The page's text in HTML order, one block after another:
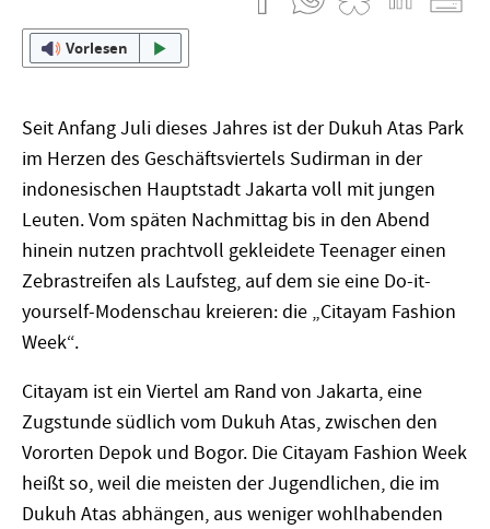
Vorlesen
Seit Anfang Juli dieses Jahres ist der Dukuh Atas Park
im Herzen des Geschäftsviertels Sudirman in der
indonesischen Hauptstadt Jakarta voll mit jungen
Leuten. Vom späten Nachmittag bis in den Abend
hinein nutzen prachtvoll gekleidete Teenager einen
Zebrastreifen als Laufsteg, auf dem sie eine Do-it-
yourself-Modenschau kreieren: die „Citayam Fashion
Week“.
Citayam ist ein Viertel am Rand von Jakarta, eine
Zugstunde südlich vom Dukuh Atas, zwischen den
Vororten Depok und Bogor. Die Citayam Fashion Week
heißt so, weil die meisten der Jugendlichen, die im
Dukuh Atas abhängen, aus weniger wohlhabenden